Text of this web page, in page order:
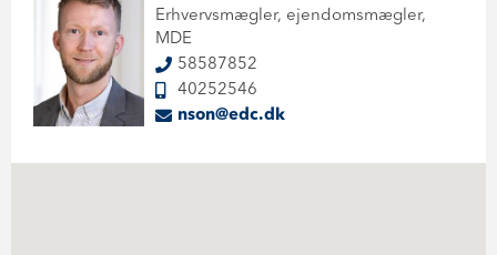
Erhvervsmægler, ejendomsmægler,
MDE
58587852
40252546
nson@edc.dk